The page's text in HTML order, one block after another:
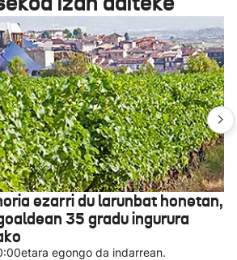
ezarri du larunbat honetan,
35 gradu ingurura
egongo da indarrean.